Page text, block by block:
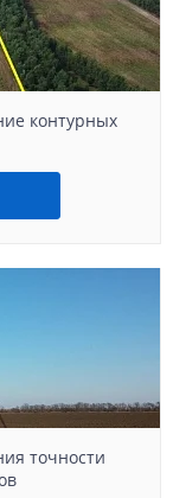
контурных
точности